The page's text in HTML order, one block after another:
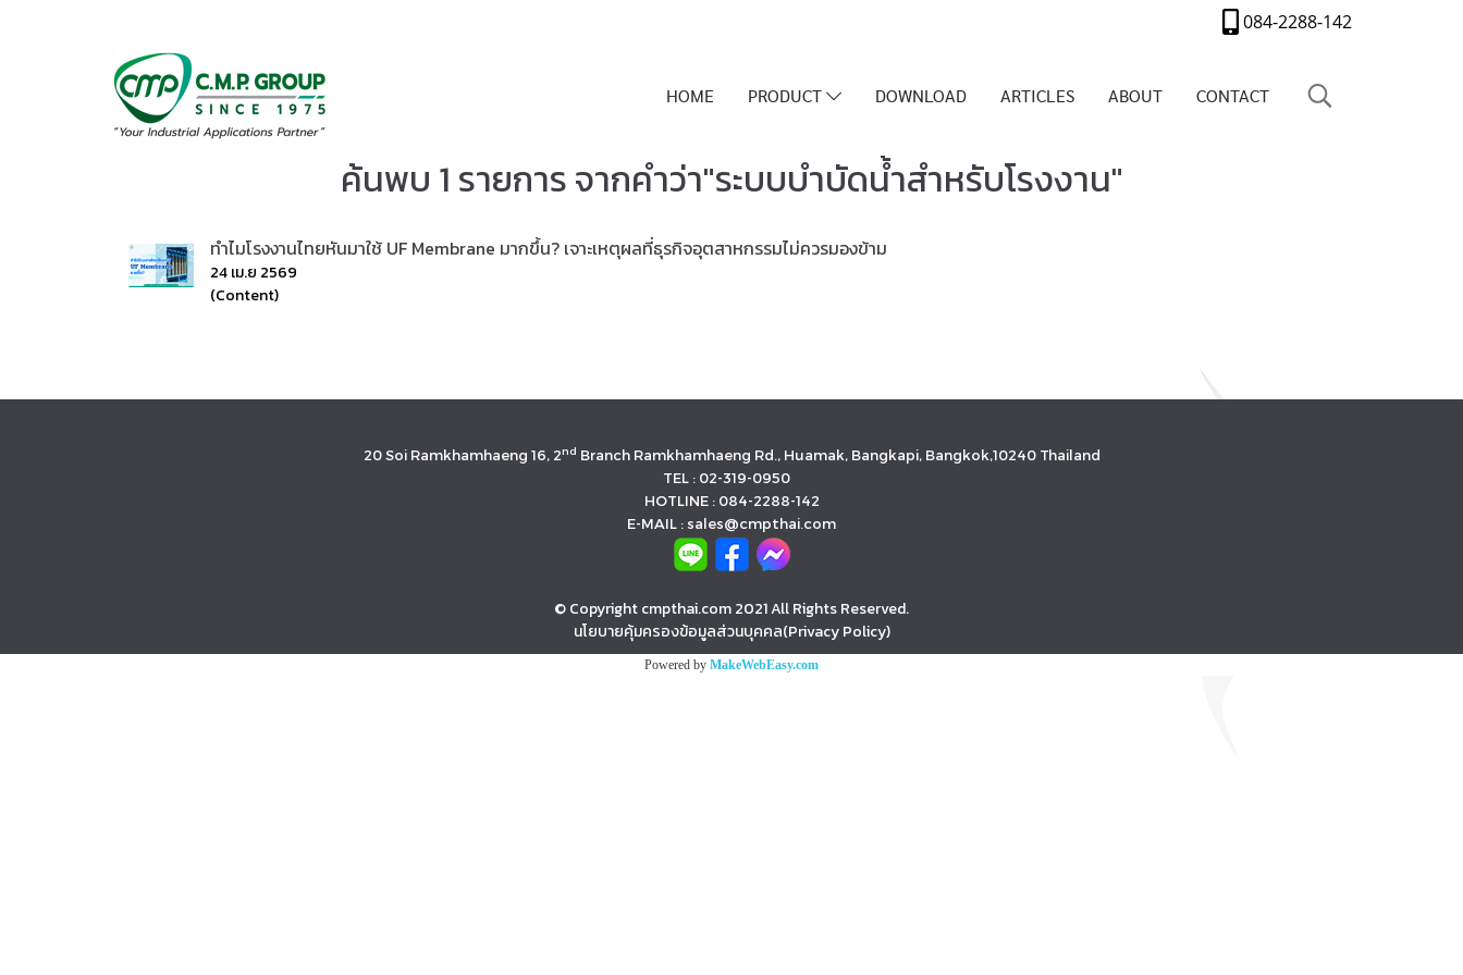
084-2288-142
HOME PRODUCT DOWNLOAD ARTICLES ABOUT CONTACT
ค้นพบ 1 รายการ จากคำว่า"ระบบบำบัดน้ำสำหรับโรงงาน"
ทำไมโรงงานไทยหันมาใช้ UF Membrane มากขึ้น? เจาะเหตุผลที่ธุรกิจอุตสาหกรรมไม่ควรมองข้าม
24 เม.ย 2569
(Content)
20 Soi Ramkhamhaeng 16, 2nd Branch Ramkhamhaeng Rd., Huamak, Bangkapi, Bangkok,10240 Thailand
TEL : 02-319-0950
HOTLINE : 084-2288-142
E-MAIL : sales@cmpthai.com
© Copyright cmpthai.com 2021 All Rights Reserved.
นโยบายคุ้มครองข้อมูลส่วนบุคคล(Privacy Policy)
Powered by MakeWebEasy.com